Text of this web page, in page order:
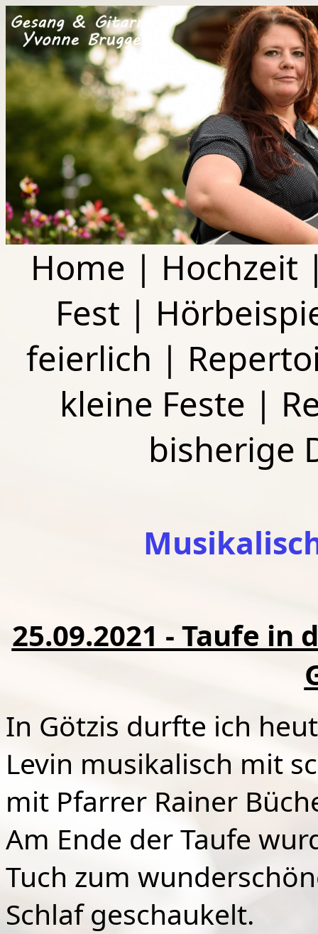
Home | Hochzeit
Fest |
feierlich |
kleine Feste |
bisherige
25.09.2021 - Taufe
In Götzis durfte ich
Levin musikalisch mit
mit Pfarrer Rainer
Am Ende der Taufe
Tuch zum
Schlaf geschaukelt.